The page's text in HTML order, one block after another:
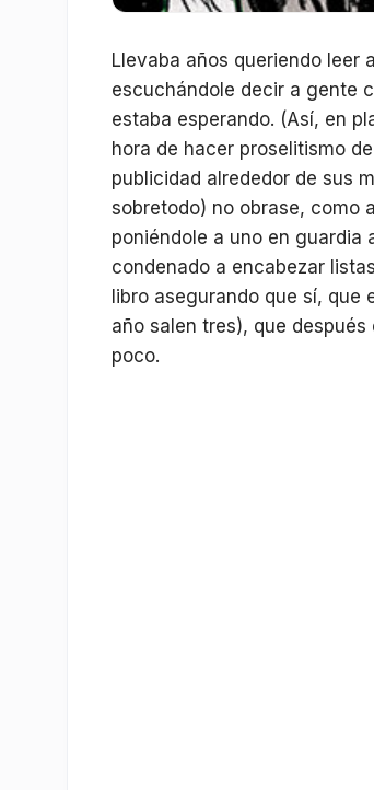
Llevaba años queriendo leer
escuchándole decir a gente
estaba esperando. (Así, en
hora de hacer proselitismo
publicidad alrededor de sus
sobretodo) no obrase, como
poniéndole a uno en
condenado a encabezar
libro asegurando que sí,
año salen tres), que
poco.